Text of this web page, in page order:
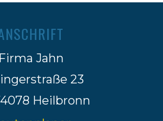
Firma Jahn
23
Heilbronn